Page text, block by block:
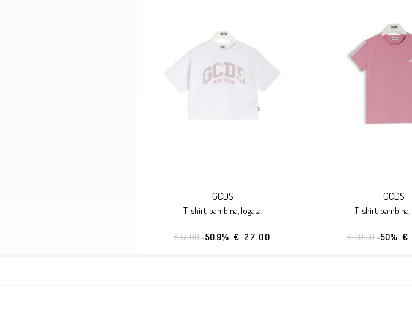
GCDS
t-shirt, bambina, logata.
€ 55.00-50.9% € 27.00
GCDS
t-shirt, bambina,
€ 60.00-50% €